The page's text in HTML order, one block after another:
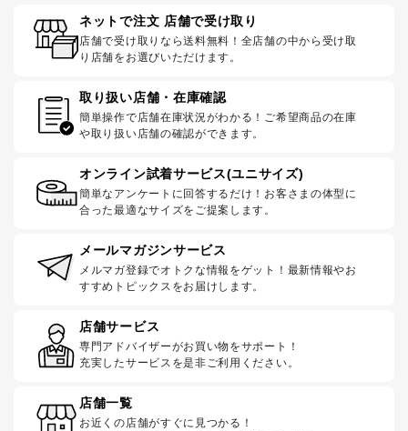
ネットで注文 店舗で受け取り
店舗で受け取りなら送料無料！全店舗の中から受け取
り店舗をお選びいただけます。
取り扱い店舗・在庫確認
簡単操作で店舗在庫状況がわかる！ご希望商品の在庫
や取り扱い店舗の確認ができます。
オンライン試着サービス(ユニサイズ)
簡単なアンケートに回答するだけ！お客さまの体型に
合った最適なサイズをご提案します。
メールマガジンサービス
メルマガ登録でオトクな情報をゲット！最新情報やお
すすめトピックスをお届けします。
店舗サービス
専門アドバイザーがお買い物をサポート！
充実したサービスを是非ご利用ください。
店舗一覧
お近くの店舗がすぐに見つかる！